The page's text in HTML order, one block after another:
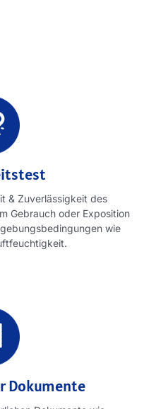
& Zuverlässigkeit des
Gebrauch oder Exposition
wie
Dokumente